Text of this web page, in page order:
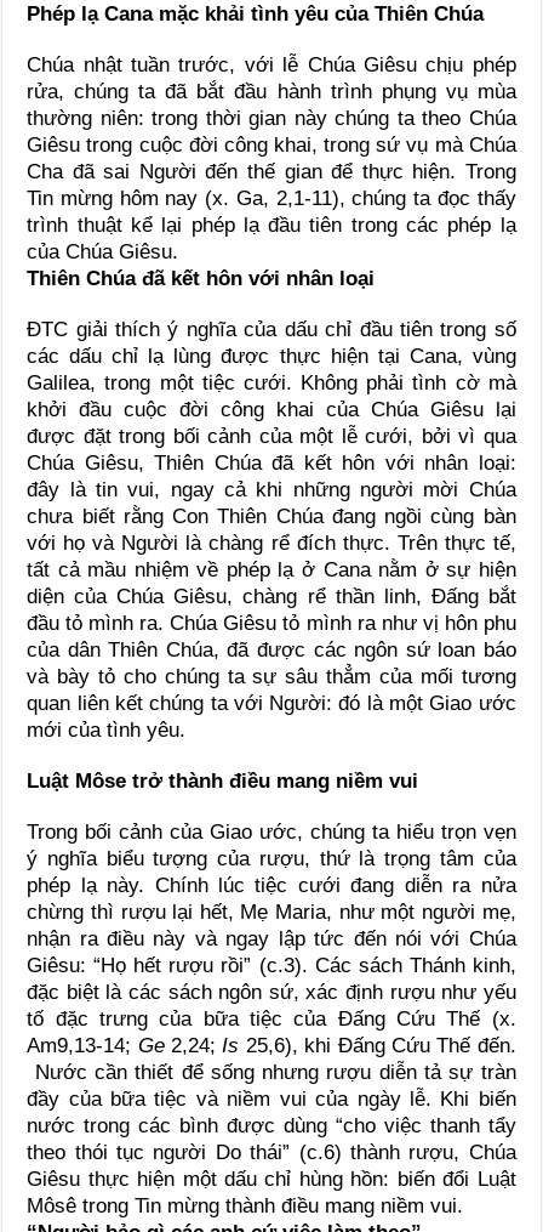
Phép lạ Cana mặc khải tình yêu của Thiên Chúa
Chúa nhật tuần trước, với lễ Chúa Giêsu chịu phép
rửa, chúng ta đã bắt đầu hành trình phụng vụ mùa
thường niên: trong thời gian này chúng ta theo Chúa
Giêsu trong cuộc đời công khai, trong sứ vụ mà Chúa
Cha đã sai Người đến thế gian để thực hiện. Trong
Tin mừng hôm nay (x. Ga, 2,1-11), chúng ta đọc thấy
trình thuật kể lại phép lạ đầu tiên trong các phép lạ
của Chúa Giêsu.
Thiên Chúa đã kết hôn với nhân loại
ĐTC giải thích ý nghĩa của dấu chỉ đầu tiên trong số
các dấu chỉ lạ lùng được thực hiện tại Cana, vùng
Galilea, trong một tiệc cưới. Không phải tình cờ mà
khởi đầu cuộc đời công khai của Chúa Giêsu lại
được đặt trong bối cảnh của một lễ cưới, bởi vì qua
Chúa Giêsu, Thiên Chúa đã kết hôn với nhân loại:
đây là tin vui, ngay cả khi những người mời Chúa
chưa biết rằng Con Thiên Chúa đang ngồi cùng bàn
với họ và Người là chàng rể đích thực. Trên thực tế,
tất cả mầu nhiệm về phép lạ ở Cana nằm ở sự hiện
diện của Chúa Giêsu, chàng rể thần linh, Đấng bắt
đầu tỏ mình ra. Chúa Giêsu tỏ mình ra như vị hôn phu
của dân Thiên Chúa, đã được các ngôn sứ loan báo
và bày tỏ cho chúng ta sự sâu thẳm của mối tương
quan liên kết chúng ta với Người: đó là một Giao ước
mới của tình yêu.
Luật Môse trở thành điều mang niềm vui
Trong bối cảnh của Giao ước, chúng ta hiểu trọn vẹn
ý nghĩa biểu tượng của rượu, thứ là trọng tâm của
phép lạ này. Chính lúc tiệc cưới đang diễn ra nửa
chừng thì rượu lại hết, Mẹ Maria, như một người mẹ,
nhận ra điều này và ngay lập tức đến nói với Chúa
Giêsu: “Họ hết rượu rồi” (c.3). Các sách Thánh kinh,
đặc biệt là các sách ngôn sứ, xác định rượu như yếu
tố đặc trưng của bữa tiệc của Đấng Cứu Thế (x.
Am9,13-14; Ge 2,24; Is 25,6), khi Đấng Cứu Thế đến.
Nước cần thiết để sống nhưng rượu diễn tả sự tràn
đầy của bữa tiệc và niềm vui của ngày lễ. Khi biến
nước trong các bình được dùng “cho việc thanh tẩy
theo thói tục người Do thái” (c.6) thành rượu, Chúa
Giêsu thực hiện một dấu chỉ hùng hồn: biến đổi Luật
Môsê trong Tin mừng thành điều mang niềm vui.